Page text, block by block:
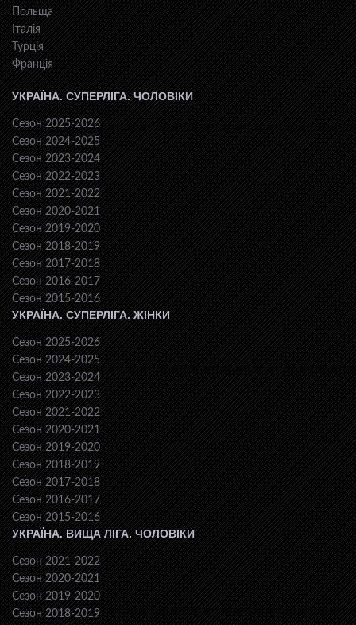
Польща
Італія
Турція
Франція
УКРАЇНА. СУПЕРЛІГА. ЧОЛОВІКИ
Сезон 2025-2026
Сезон 2024-2025
Сезон 2023-2024
Сезон 2022-2023
Сезон 2021-2022
Сезон 2020-2021
Сезон 2019-2020
Сезон 2018-2019
Сезон 2017-2018
Сезон 2016-2017
Сезон 2015-2016
УКРАЇНА. СУПЕРЛІГА. ЖІНКИ
Сезон 2025-2026
Сезон 2024-2025
Сезон 2023-2024
Сезон 2022-2023
Сезон 2021-2022
Сезон 2020-2021
Сезон 2019-2020
Сезон 2018-2019
Сезон 2017-2018
Сезон 2016-2017
Сезон 2015-2016
УКРАЇНА. ВИЩА ЛІГА. ЧОЛОВІКИ
Сезон 2021-2022
Сезон 2020-2021
Сезон 2019-2020
Сезон 2018-2019